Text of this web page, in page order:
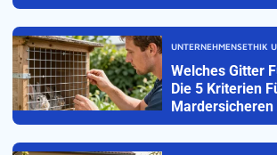
UNTERNEHMENSETHIK
Welches Gitter
Die 5 Kriterien
Mardersicheren